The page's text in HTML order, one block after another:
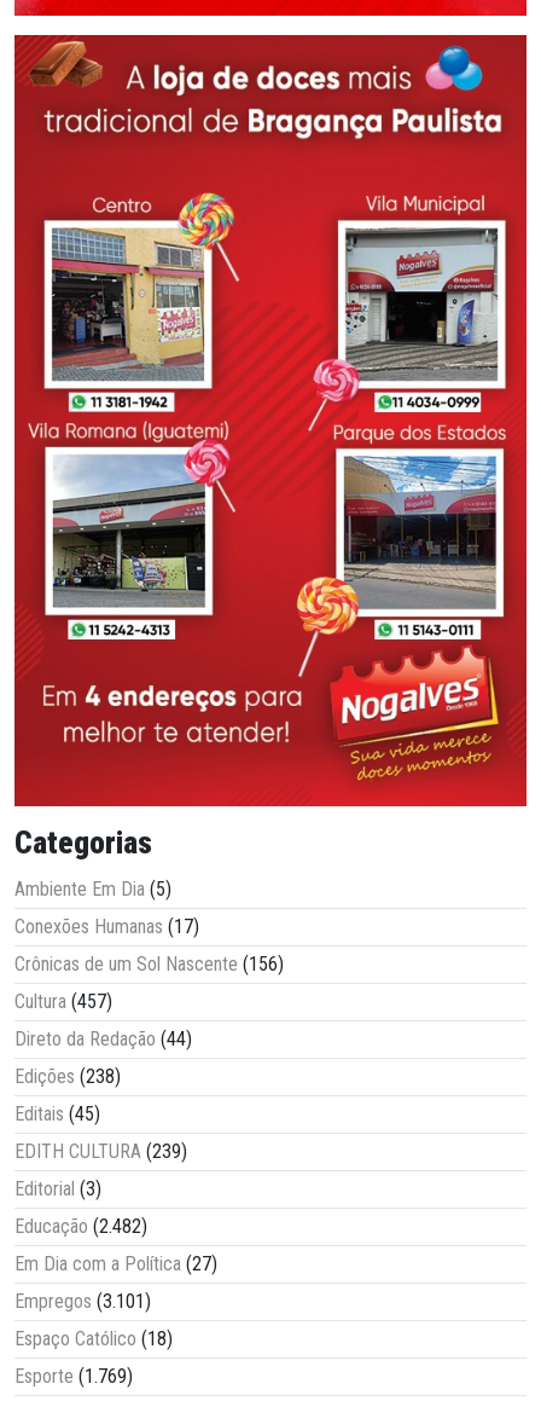
Categorias
Ambiente Em Dia (5)
Conexões Humanas (17)
Crônicas de um Sol Nascente (156)
Cultura (457)
Direto da Redação (44)
Edições (238)
Editais (45)
EDITH CULTURA (239)
Editorial (3)
Educação (2.482)
Em Dia com a Política (27)
Empregos (3.101)
Espaço Católico (18)
Esporte (1.769)